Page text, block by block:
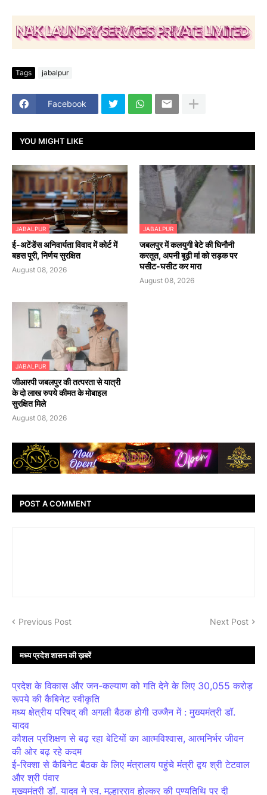
Tags jabalpur
Facebook
YOU MIGHT LIKE
JABALPUR
​ई-अटेंडेंस अनिवार्यता विवाद में कोर्ट में
बहस पूरी, निर्णय सुरक्षित
August 08, 2026
JABALPUR
जबलपुर में कलयुगी बेटे की घिनौनी
करतूत, अपनी बूढ़ी मां को सड़क पर
घसीट-घसीट कर मारा
August 08, 2026
JABALPUR
जीआरपी जबलपुर की तत्परता से यात्री
के दो लाख रुपये कीमत के मोबाइल
सुरक्षित मिले
August 08, 2026
POST A COMMENT
Previous Post Next Post
मध्य प्रदेश शासन की ख़बरें
प्रदेश के विकास और जन-कल्याण को गति देने के लिए 30,055 करोड़
रूपये की कैबिनेट स्वीकृति
मध्य क्षेत्रीय परिषद् की अगली बैठक होगी उज्जैन में : मुख्यमंत्री डॉ.
यादव
कौशल प्रशिक्षण से बढ़ रहा बेटियों का आत्मविश्वास, आत्मनिर्भर जीवन
की ओर बढ़ रहे कदम
ई-रिक्शा से कैबिनेट बैठक के लिए मंत्रालय पहुंचे मंत्री द्वय श्री टेटवाल
और श्री पंवार
मुख्यमंत्री डॉ. यादव ने स्व. मल्हारराव होल्कर की पुण्यतिथि पर दी